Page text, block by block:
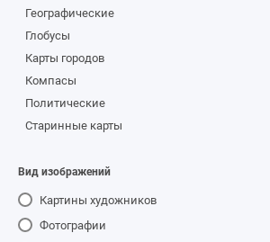
Географические
Глобусы
Карты городов
Компасы
Политические
Старинные карты
Вид изображений
Картины художников
Фотографии